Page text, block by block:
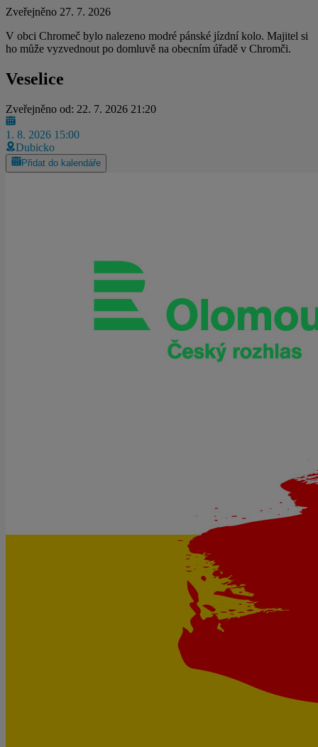
Zveřejněno 27. 7. 2026
V obci Chromeč bylo nalezeno modré pánské jízdní kolo. Majitel si
ho může vyzvednout po domluvě na obecním úřadě v Chromči.
Veselice
Zveřejněno od: 22. 7. 2026 21:20
1. 8. 2026 15:00
Dubicko
Přidat do kalendáře